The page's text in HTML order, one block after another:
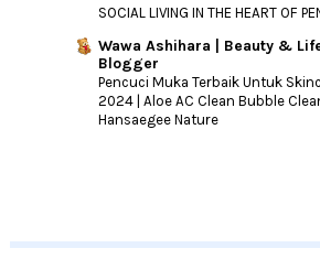
SOCIAL LIVING IN THE HEART OF
Wawa Ashihara | Beauty &
Blogger
Pencuci Muka Terbaik Untuk
2024 | Aloe AC Clean Bubble
Hansaegee Nature